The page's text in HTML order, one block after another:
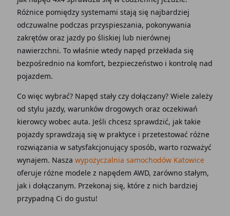
Różnice pomiędzy systemami stają się najbardziej
odczuwalne podczas przyspieszania, pokonywania
zakrętów oraz jazdy po śliskiej lub nierównej
nawierzchni. To właśnie wtedy napęd przekłada się
bezpośrednio na komfort, bezpieczeństwo i kontrolę nad
pojazdem.
Co więc wybrać? Napęd stały czy dołączany? Wiele zależy
od stylu jazdy, warunków drogowych oraz oczekiwań
kierowcy wobec auta. Jeśli chcesz sprawdzić, jak takie
pojazdy sprawdzają się w praktyce i przetestować różne
rozwiązania w satysfakcjonujący sposób, warto rozważyć
wynajem. Nasza wypożyczalnia samochodów Katowice
oferuje różne modele z napędem AWD, zarówno stałym,
jak i dołączanym. Przekonaj się, które z nich bardziej
przypadną Ci do gustu!